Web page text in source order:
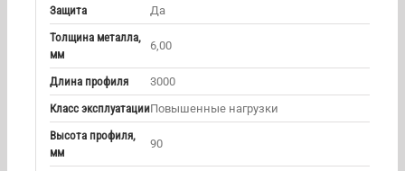
Защита
Да
Толщина металла,
мм
6,00
Длина профиля
3000
Класс эксплуатацииПовышенные нагрузки
Высота профиля,
мм
90